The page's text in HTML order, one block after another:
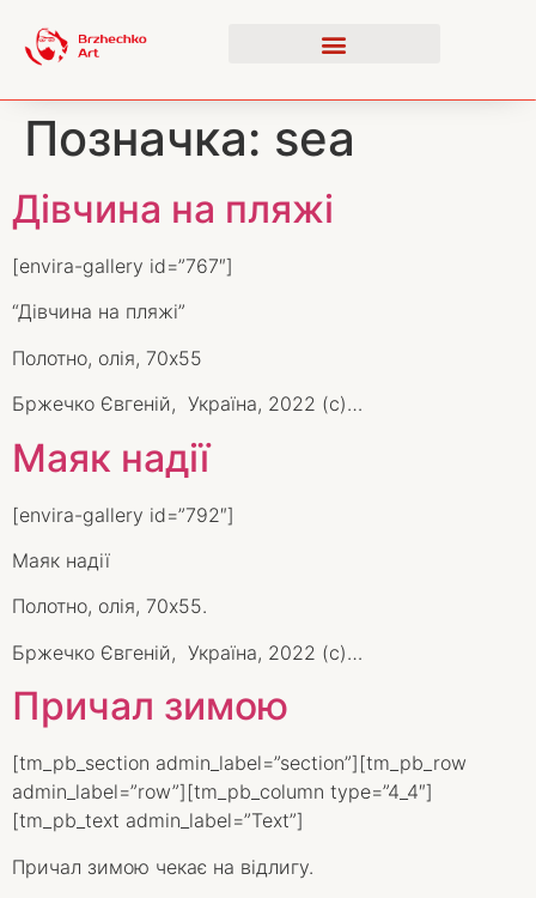
Позначка: sea
Дівчина на пляжі
[envira-gallery id=”767″]
“Дівчина на пляжі”
Полотно, олія, 70х55
Бржечко Євгеній, Україна, 2022 (с)…
Маяк надії
[envira-gallery id=”792″]
Маяк надії
Полотно, олія, 70х55.
Бржечко Євгеній, Україна, 2022 (с)…
Причал зимою
[tm_pb_section admin_label=”section”][tm_pb_row
admin_label=”row”][tm_pb_column type=”4_4″]
[tm_pb_text admin_label=”Text”]
Причал зимою чекає на відлигу.